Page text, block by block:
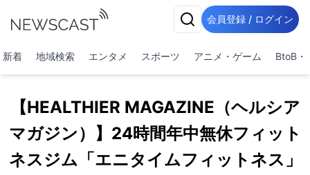
会員登録 / ログイン
新着 地域検索 エンタメ スポーツ アニメ・ゲーム BtoB・
【HEALTHIER MAGAZINE（ヘルシア
マガジン）】24時間年中無休フィット
ネスジム「エニタイムフィットネス」